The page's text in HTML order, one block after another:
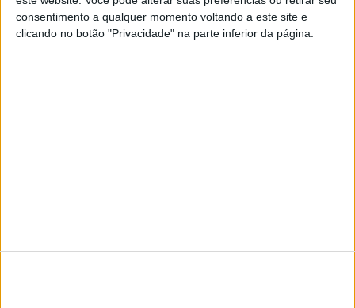
consentimento a qualquer momento voltando a este site e
clicando no botão "Privacidade" na parte inferior da página.